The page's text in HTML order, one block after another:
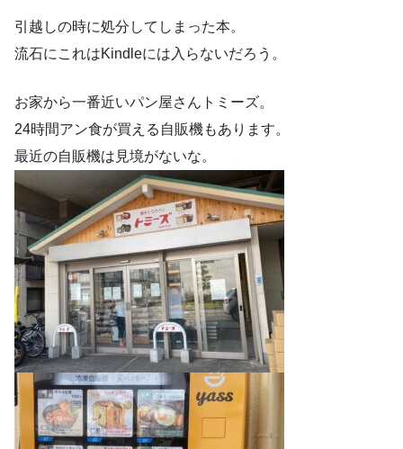
引越しの時に処分してしまった本。
流石にこれはKindleには入らないだろう。
お家から一番近いパン屋さんトミーズ。
24時間アン食が買える自販機もあります。
最近の自販機は見境がないな。